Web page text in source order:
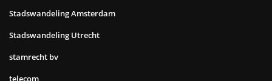
Stadswandeling Amsterdam
Stadswandeling Utrecht
stamrecht bv
telecom